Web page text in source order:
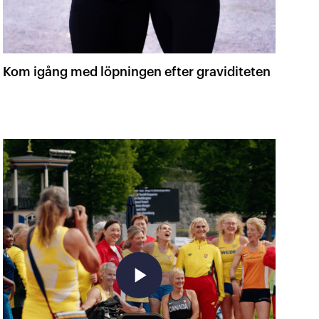
Kom igång med löpningen efter graviditeten
play_arrow